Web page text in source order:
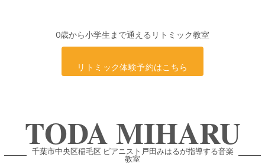
0歳から小学生まで通えるリトミック教室
リトミック体験予約はこちら
TODA MIHARU
千葉市中央区稲毛区 ピアニスト戸田みはるが指導する音楽
教室